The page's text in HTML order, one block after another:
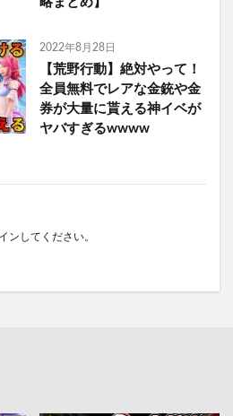
2022年8月28日
【荒野行動】絶対やって！
全員無料でレアな金銃や金
券が大量に貰える神イベが
ヤバすぎるwwww
ン してください。